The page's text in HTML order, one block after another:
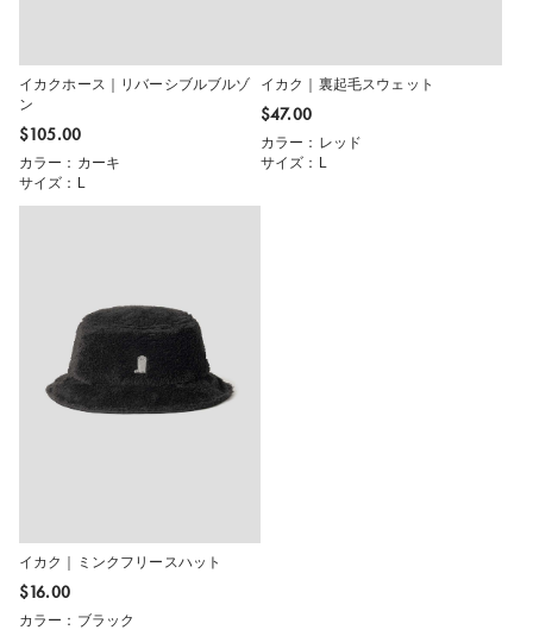
イカクホース｜リバーシブルブルゾ
ン
$‌105.00
カラー：カーキ
サイズ：L
イカク｜裏起毛スウェット
$‌47.00
カラー：レッド
サイズ：L
イカク｜ミンクフリースハット
$‌16.00
カラー：ブラック